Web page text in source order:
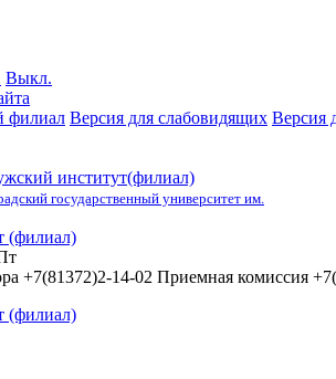
Выкл.
филиал Версия для слабовидящих Версия
институт(филиал)
государственный университет им.
(филиал)
+7(81372)2-14-02 Приемная комиссия
(филиал)